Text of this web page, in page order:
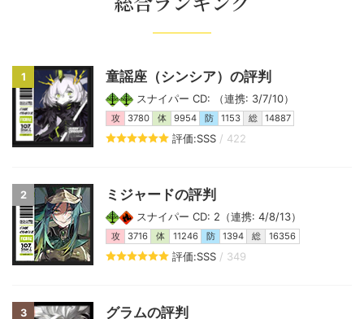
1 童謡座（シンシア）の評判
スナイパー CD: （連携: 3/7/10）
攻 3780 体 9954 防 1153 総 14887
評価:SSS / 422
2 ミジャードの評判
スナイパー CD: 2（連携: 4/8/13）
攻 3716 体 11246 防 1394 総 16356
評価:SSS / 349
3 グラムの評判